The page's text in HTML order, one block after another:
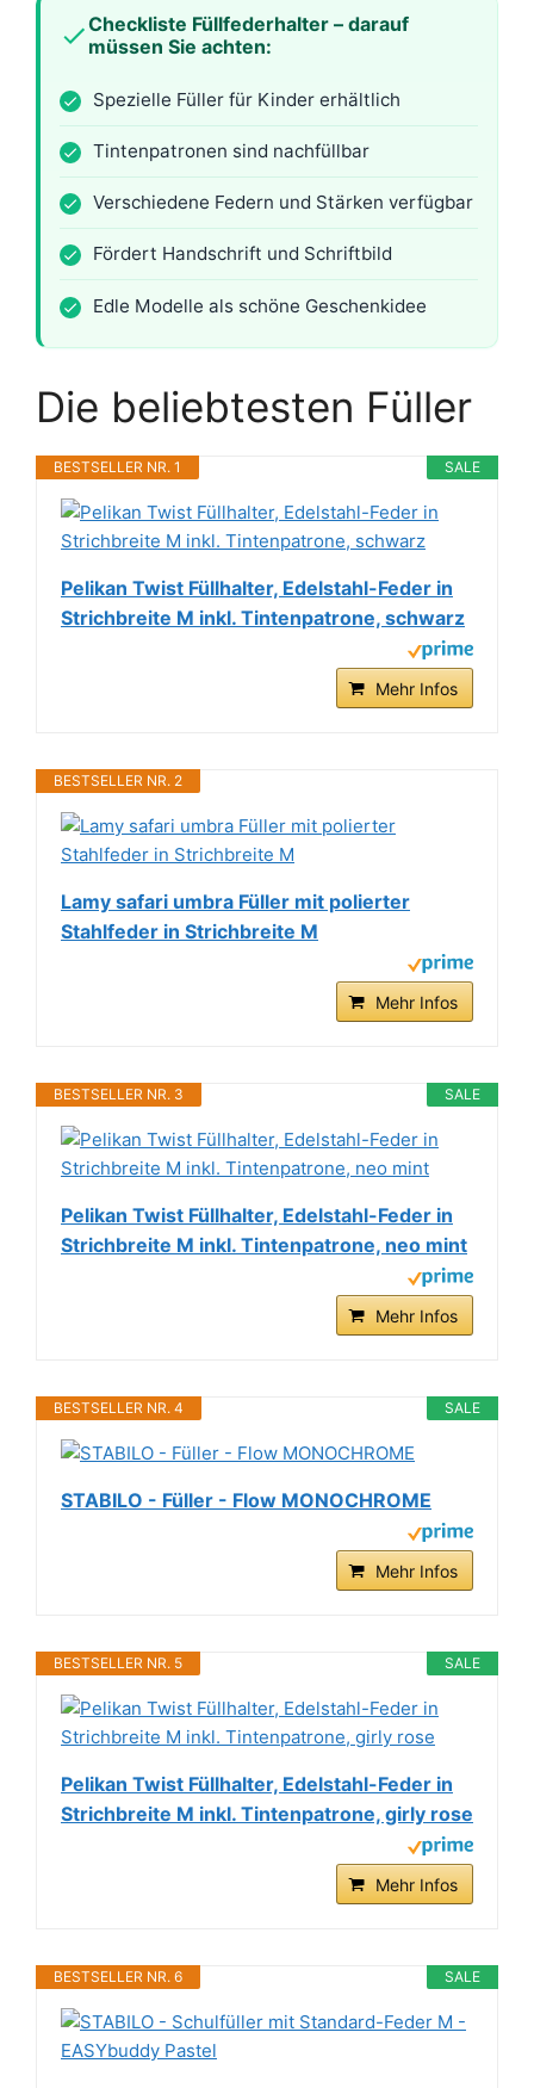
Checkliste Füllfederhalter – darauf
müssen Sie achten:
Spezielle Füller für Kinder erhältlich
Tintenpatronen sind nachfüllbar
Verschiedene Federn und Stärken verfügbar
Fördert Handschrift und Schriftbild
Edle Modelle als schöne Geschenkidee
Die beliebtesten Füller
SALE
BESTSELLER NR. 1
Pelikan Twist Füllhalter, Edelstahl-Feder in
Strichbreite M inkl. Tintenpatrone, schwarz
Mehr Infos
BESTSELLER NR. 2
Lamy safari umbra Füller mit polierter
Stahlfeder in Strichbreite M
Mehr Infos
SALE
BESTSELLER NR. 3
Pelikan Twist Füllhalter, Edelstahl-Feder in
Strichbreite M inkl. Tintenpatrone, neo mint
Mehr Infos
SALE
BESTSELLER NR. 4
STABILO - Füller - Flow MONOCHROME
Mehr Infos
SALE
BESTSELLER NR. 5
Pelikan Twist Füllhalter, Edelstahl-Feder in
Strichbreite M inkl. Tintenpatrone, girly rose
Mehr Infos
SALE
BESTSELLER NR. 6